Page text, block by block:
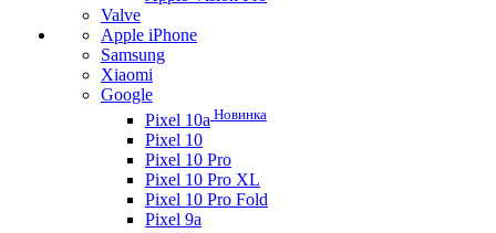
Valve
Apple iPhone
Samsung
Xiaomi
Google
Pixel 10a Новинка
Pixel 10
Pixel 10 Pro
Pixel 10 Pro XL
Pixel 10 Pro Fold
Pixel 9a